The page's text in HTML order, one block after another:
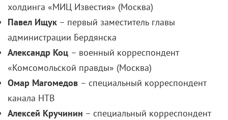
холдинга «МИЦ Известия» (Москва)
Павел Ищук – первый заместитель главы
администрации Бердянска
Александр Коц – военный корреспондент
«Комсомольской правды» (Москва)
Омар Магомедов – специальный корреспондент
канала НТВ
Алексей Кручинин – специальный корреспондент